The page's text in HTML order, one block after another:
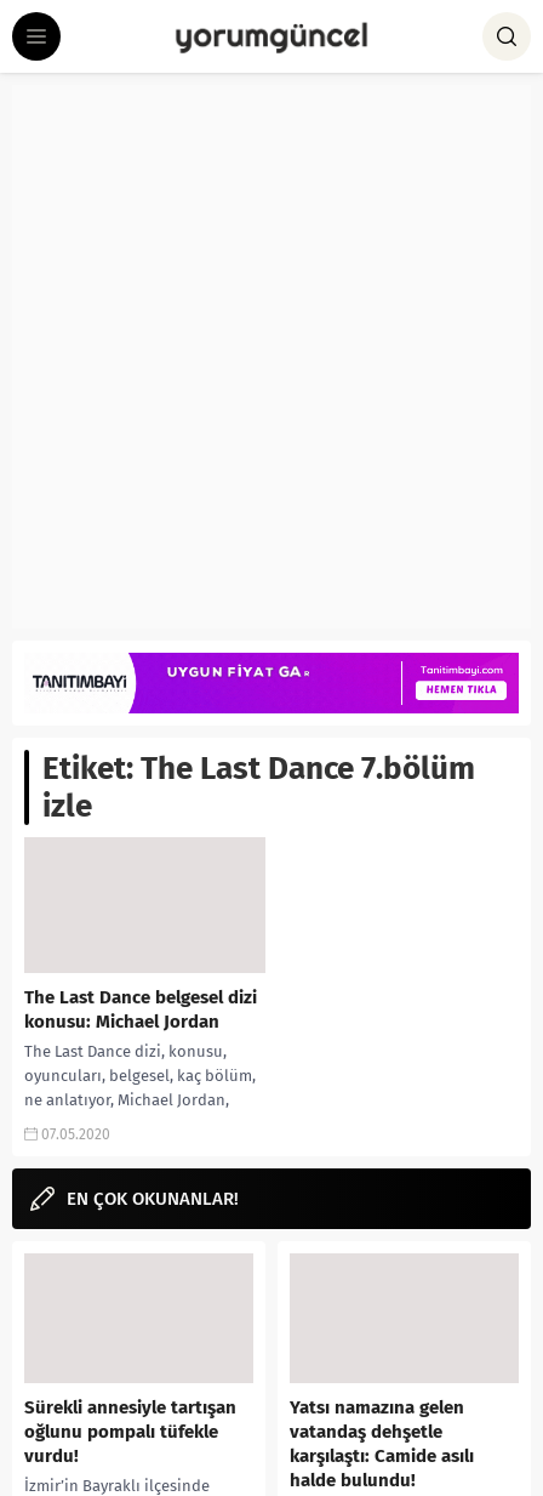
Etiket:The Last Dance 7.bölüm
izle
The Last Dance belgesel dizi
konusu: Michael Jordan
The Last Dance dizi, konusu,
oyuncuları, belgesel, kaç bölüm,
ne anlatıyor, Michael Jordan,
Dennis Rodman, Scottie Pippen,
07.05.2020
EN ÇOK OKUNANLAR!
Sürekli annesiyle tartışan
oğlunu pompalı tüfekle
vurdu!
İzmir’in Bayraklı ilçesinde
Yatsı namazına gelen
vatandaş dehşetle
karşılaştı: Camide asılı
halde bulundu!